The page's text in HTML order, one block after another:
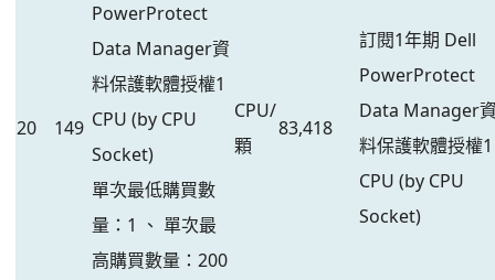
20 149
PowerProtect
Data Manager資
料保護軟體授權1
CPU (by CPU
Socket)
單次最低購買數
量：1 、 單次最
高購買數量：200
CPU/
顆
83,418
訂閱1年期 Dell
PowerProtect
Data Manager
料保護軟體授權1
CPU (by CPU
Socket)